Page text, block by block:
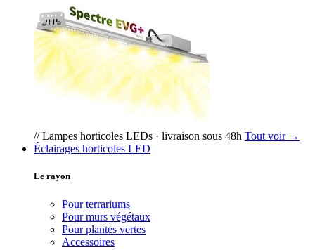
// Lampes horticoles LEDs · livraison sous 48h Tout voir →
Éclairages horticoles LED
Le rayon
Pour terrariums
Pour murs végétaux
Pour plantes vertes
Accessoires